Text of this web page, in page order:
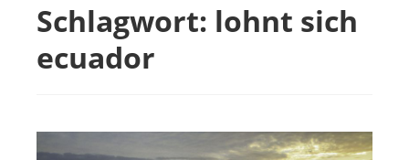
Schlagwort: lohnt sich
ecuador